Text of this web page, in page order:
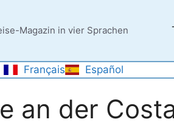
Magazin in vier Sprachen
Français Español
an der